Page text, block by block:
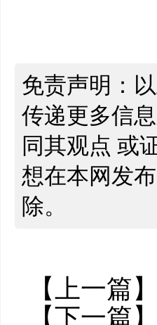
免责声明：
传递更多信
同其观点 或
想在本网发
除。
【上一篇
【下一篇